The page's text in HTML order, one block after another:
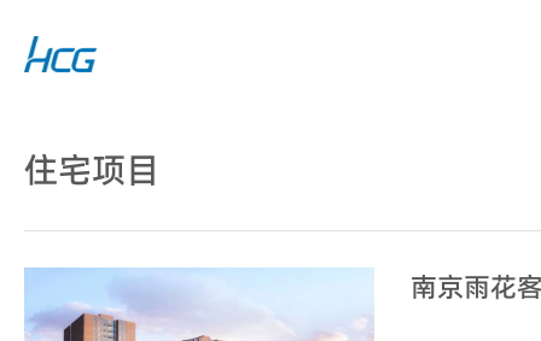
住宅项目
南京雨花